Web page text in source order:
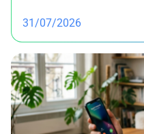
31/07/2026